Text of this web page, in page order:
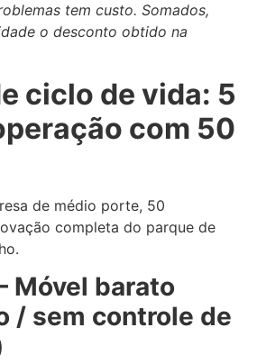
tem custo. Somados,
o desconto obtido na
ciclo de vida: 5
com 50
de médio porte, 50
completa do parque de
Móvel barato
/ sem controle de